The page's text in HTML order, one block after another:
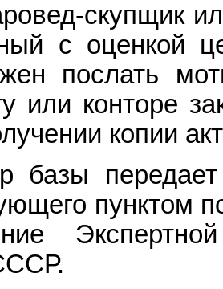
скупщик
с оценкой
послать
или конторе
копии
базы
пунктом